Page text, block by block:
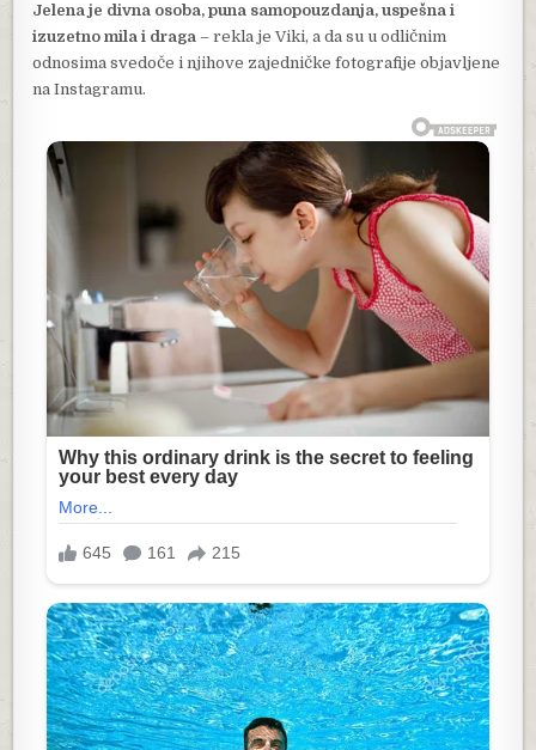
Jelena je divna osoba, puna samopouzdanja, uspešna i
izuzetno mila i draga – rekla je Viki, a da su u odličnim
odnosima svedoče i njihove zajedničke fotografije objavljene
na Instagramu.